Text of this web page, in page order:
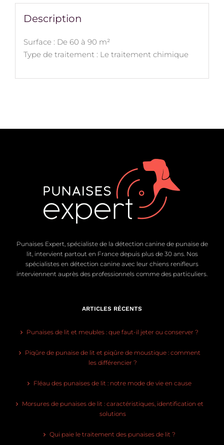
Description
Surface : De 60 à 90 m²
Type de traitement : Le traitement chimique
Punaises Expert, spécialiste de la détection canine de punaise de
lit, intervient partout en France depuis plus de 30 ans. Nos
spécialistes en détection canine avec leur chiens renifleurs
interviennent auprès des professionnels comme des particuliers.
ARTICLES RÉCENTS
Punaises de lit et meubles : que faut-il jeter ou conserver ?
Piqûre de punaise de lit et piqûre de moustique : comment
les différencier ?
Fléau des punaises de lit : notre mode de vie en cause
Morsures de punaises de lit : caractéristiques, identification et
solutions
Qui paie le traitement des punaises de lit ?